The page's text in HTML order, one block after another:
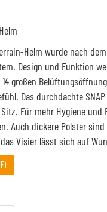
Helm wurde nach
Design und Funktion
großen
Das durchdachte
Für mehr Hygiene
Auch dickere Polster
Visier lässt sich auf